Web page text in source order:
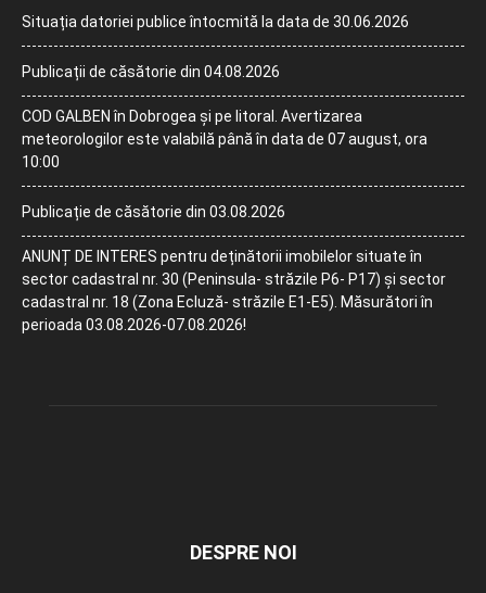
Situația datoriei publice întocmită la data de 30.06.2026
Publicații de căsătorie din 04.08.2026
COD GALBEN în Dobrogea și pe litoral. Avertizarea
meteorologilor este valabilă până în data de 07 august, ora
10:00
Publicație de căsătorie din 03.08.2026
ANUNȚ DE INTERES pentru deținătorii imobilelor situate în
sector cadastral nr. 30 (Peninsula- străzile P6- P17) și sector
cadastral nr. 18 (Zona Ecluză- străzile E1-E5). Măsurători în
perioada 03.08.2026-07.08.2026!
DESPRE NOI